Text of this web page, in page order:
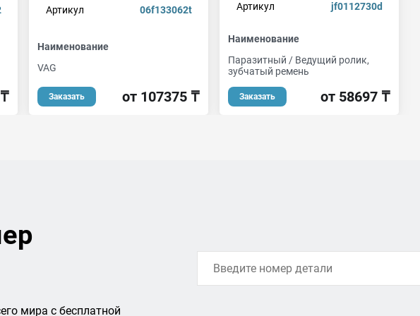
Артикул
06f133062t
Наименование
VAG
Заказать от 107375 ₸
Артикул
jf0112730d
Наименование
Паразитный / Ведущий ролик,
зубчатый ремень
Заказать от 58697 ₸
мира с бесплатной